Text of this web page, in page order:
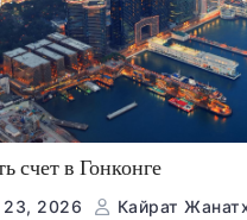
счет в Гонконге
2026 Кайрат